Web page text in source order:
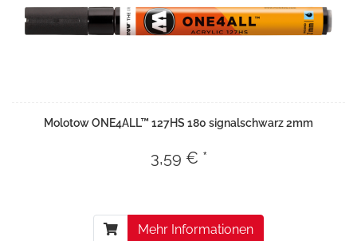
Molotow ONE4ALL™ 127HS 180 signalschwarz 2mm
3,59 € *
Mehr Informationen